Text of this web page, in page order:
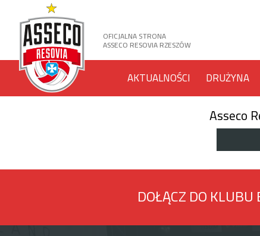
OFICJALNA STRONA
ASSECO RESOVIA RZESZÓW
AKTUALNOŚCI DRUŻYNA
Asseco
DOŁĄCZ DO KLUBU